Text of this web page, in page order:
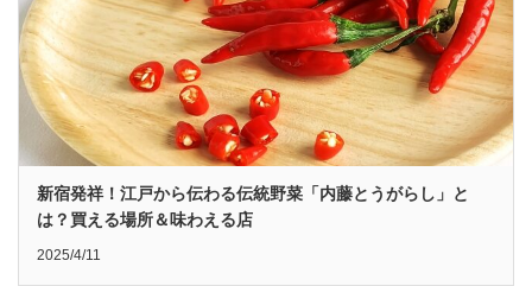
新宿発祥！江戸から伝わる伝統野菜「内藤とうがらし」と
は？買える場所＆味わえる店
2025/4/11